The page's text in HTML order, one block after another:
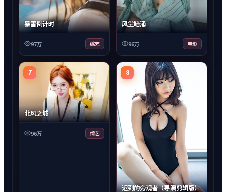
暴雪倒计时
97万 综艺
风尘暗涌
96万 电影
7
北风之城
96万 综艺
8
迟到的旁观者（导演剪辑版）